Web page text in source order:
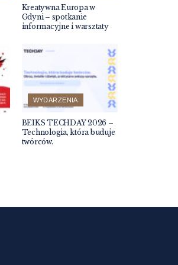
Kreatywna Europa w
Gdyni – spotkanie
informacyjne i warsztaty
WYDARZENIA
BEIKS TECHDAY 2026 –
Technologia, która buduje
twórców.